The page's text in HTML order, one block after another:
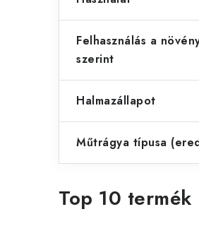
Felhasználás a
szerint
Halmazállapot
Műtrágya típusa
Top 10 termék